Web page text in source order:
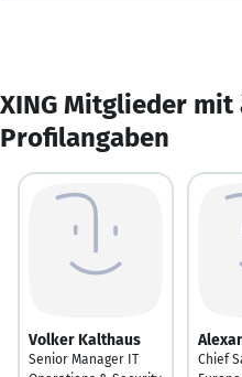
XING Mitglieder mit
Profilangaben
Volker Kalthaus
Senior Manager IT
Chief